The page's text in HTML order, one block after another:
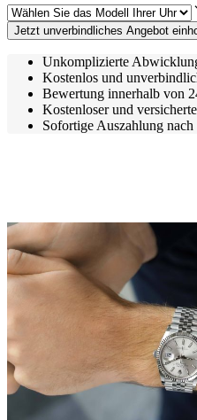
Jetzt unverbindliches Angebot
Unkomplizierte
Kostenlos und
Bewertung innerhalb von
Kostenloser und
Sofortige Auszahlung nach